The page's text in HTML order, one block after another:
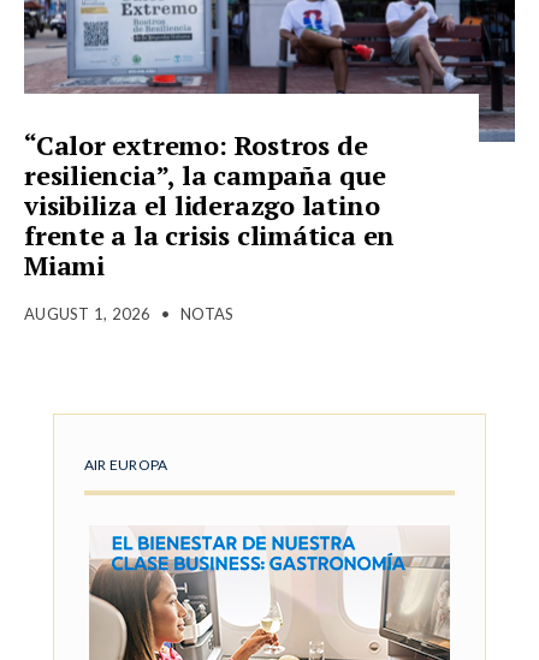
“Calor extremo: Rostros de
resiliencia”, la campaña que
visibiliza el liderazgo latino
frente a la crisis climática en
Miami
AUGUST 1, 2026 • NOTAS
AIR EUROPA